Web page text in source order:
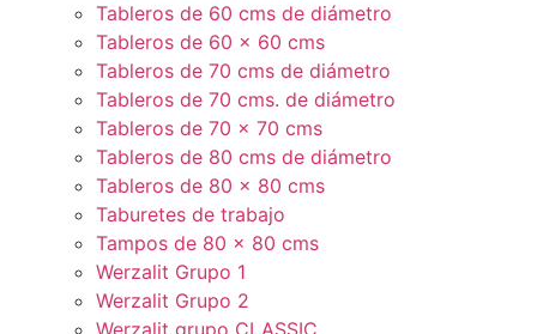
Tableros de 60 cms de diámetro
Tableros de 60 x 60 cms
Tableros de 70 cms de diámetro
Tableros de 70 cms. de diámetro
Tableros de 70 x 70 cms
Tableros de 80 cms de diámetro
Tableros de 80 x 80 cms
Taburetes de trabajo
Tampos de 80 x 80 cms
Werzalit Grupo 1
Werzalit Grupo 2